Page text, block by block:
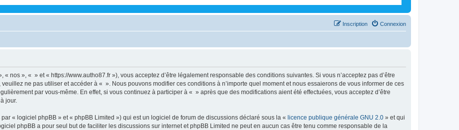
Connexion
Inscription
nos », « » et « https://www.autho87.fr »), vous acceptez d’être légalement responsable des conditions suivantes. Si vous n’acceptez pas d’être
ne pas utiliser et accéder à « ». Nous pouvons modifier ces conditions à n’importe quel moment et nous essaierons de vous informer de ces
par vous-même. En effet, si vous continuez à participer à « » après que des modifications aient été effectuées, vous acceptez d’être
jour.
« logiciel phpBB » et « phpBB Limited ») qui est un logiciel de forum de discussions déclaré sous la « licence publique générale GNU 2.0 » et qui
phpBB a pour seul but de faciliter les discussions sur internet et phpBB Limited ne peut en aucun cas être tenu comme responsable de la